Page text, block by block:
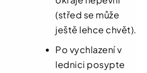
(střed se může
ještě lehce chvět).
Po vychlazení v
lednici posypte